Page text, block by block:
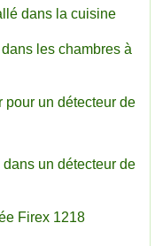
dans la cuisine
les chambres à
pour un détecteur de
un détecteur de
Firex 1218